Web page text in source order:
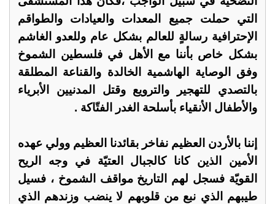
التي حملت جميع المعدات والعيادات والطواقم
الإحترافية رسالةٍ للعالم بشكل عام وللعدو الغاشم
بشكل خاص بأننا مع الأهل في فلسطين الشموخ
وفق الوصاية الهاشمية الخالدة والقناعة المطلقة
بالتصدي للتهجير والترويع وقتل المدنيين الأبرياء
والأطفال الأنقياء بأسلحة الغدر الفتّاكة .
إننا بالأردن العظيم نفاخر بقائدنا العظيم وولي عهده
الأمين الذين كانا كالجبال العتيّة في وجه الريح
القويّة فسجل لهم التاريخ مواقف الشموخ ، فسيل
طيبهم الذي نبع من قلوبهم لا ينضب وزندهم الذي